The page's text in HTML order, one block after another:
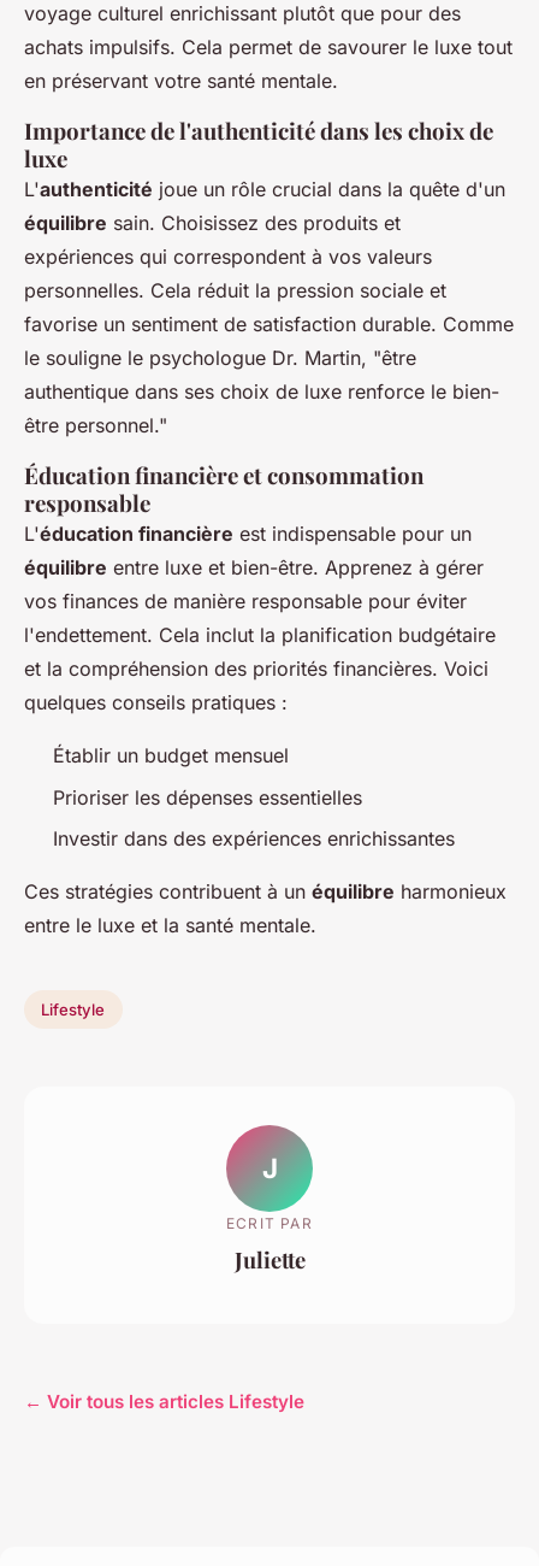
voyage culturel enrichissant plutôt que pour des
achats impulsifs. Cela permet de savourer le luxe tout
en préservant votre santé mentale.
Importance de l'authenticité dans les choix de
luxe
L'authenticité joue un rôle crucial dans la quête d'un
équilibre sain. Choisissez des produits et
expériences qui correspondent à vos valeurs
personnelles. Cela réduit la pression sociale et
favorise un sentiment de satisfaction durable. Comme
le souligne le psychologue Dr. Martin, "être
authentique dans ses choix de luxe renforce le bien-
être personnel."
Éducation financière et consommation
responsable
L'éducation financière est indispensable pour un
équilibre entre luxe et bien-être. Apprenez à gérer
vos finances de manière responsable pour éviter
l'endettement. Cela inclut la planification budgétaire
et la compréhension des priorités financières. Voici
quelques conseils pratiques :
Établir un budget mensuel
Prioriser les dépenses essentielles
Investir dans des expériences enrichissantes
Ces stratégies contribuent à un équilibre harmonieux
entre le luxe et la santé mentale.
Lifestyle
J
ECRIT PAR
Juliette
← Voir tous les articles Lifestyle